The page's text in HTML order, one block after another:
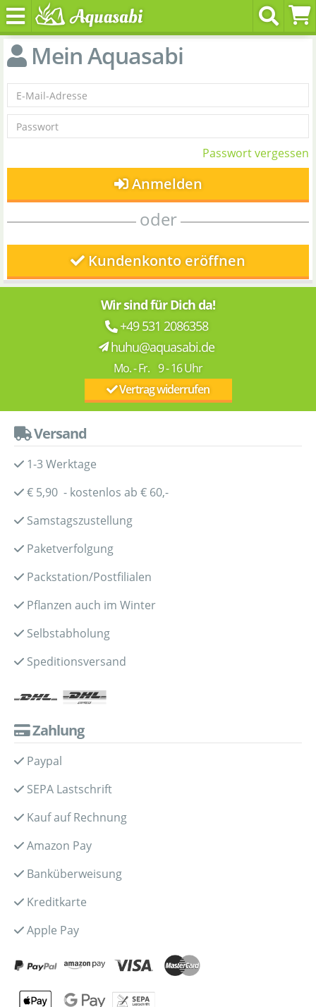
Mein Aquasabi
Passwort vergessen
Anmelden
oder
Kundenkonto eröffnen
Wir sind für Dich da!
+49 531 2086358
huhu@aquasabi.de
Mo. - Fr. 9 - 16 Uhr
Vertrag widerrufen
Versand
1-3 Werktage
€ 5,90 - kostenlos ab € 60,-
Samstagszustellung
Paketverfolgung
Packstation/Postfilialen
Pflanzen auch im Winter
Selbstabholung
Speditionsversand
Zahlung
Paypal
SEPA Lastschrift
Kauf auf Rechnung
Amazon Pay
Banküberweisung
Kreditkarte
Apple Pay